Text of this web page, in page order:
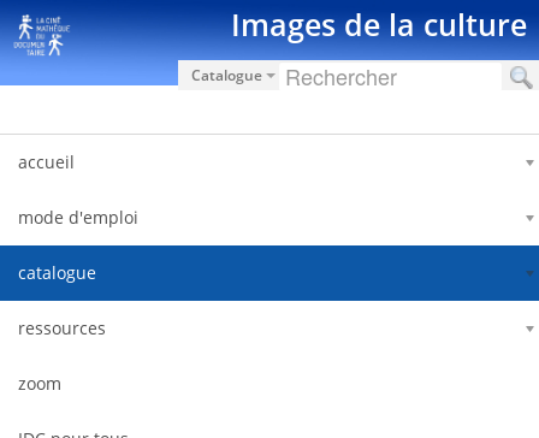
Saut au contenu Images de la culture
Catalogue
accueil
mode d'emploi
catalogue
ressources
zoom